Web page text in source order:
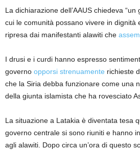
La dichiarazione dell’AAUS chiedeva
cui le comunità possano vivere in dignità
ripresa dai manifestanti alawiti che
I drusi e i curdi hanno espresso
governo opporsi strenuamente richieste
che la Siria debba funzionare come una
della giunta islamista che ha rovesciato
La situazione a Latakia è diventata tesa
governo centrale si sono riuniti e hanno
agli alawiti. Dopo circa un’ora di questo